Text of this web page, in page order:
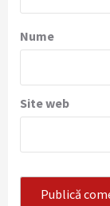
Nume
Site web